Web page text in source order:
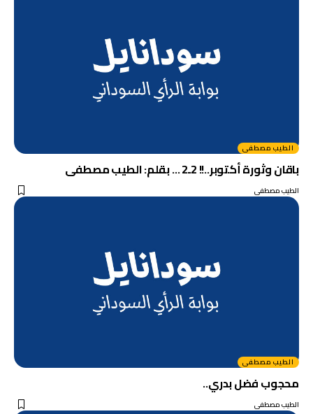
الطيب مصطفى
باقان وثورة أكتوبر..!! 2ـ2 … بقلم: الطيب مصطفى
الطيب مصطفى
الطيب مصطفى
محجوب فضل بدري..
الطيب مصطفى